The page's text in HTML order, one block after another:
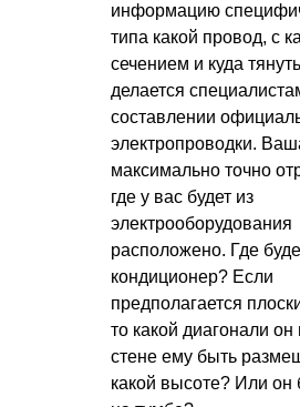
информацию
типа какой провод, с
сечением и куда
делается
составлении
электропроводки.
максимально точно
где у вас будет из
электрооборудования
расположено. Где
кондиционер? Если
предполагается
то какой диагонали он
стене ему быть
какой высоте? Или он